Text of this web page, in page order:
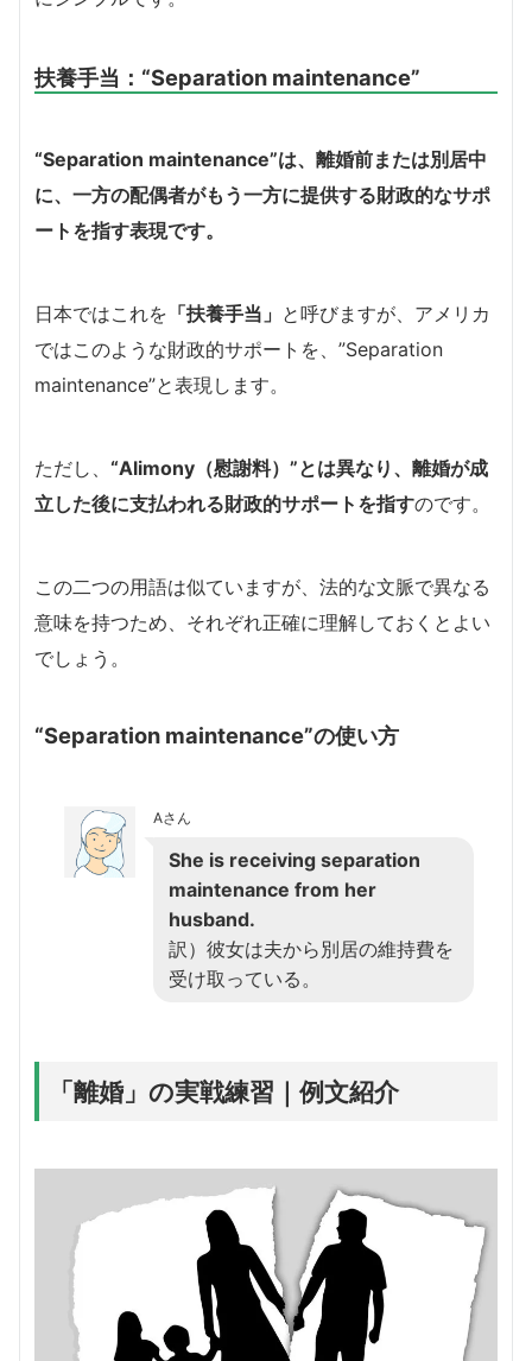
扶養手当： “Separation maintenance”
“Separation maintenance”は、離婚前または別居中
に、一方の配偶者がもう一方に提供する財政的なサポ
ートを指す表現です。
日本ではこれを 「扶養手当」 と呼びますが、アメリカ
ではこのような財政的サポートを、”Separation
maintenance”と表現します。
ただし、 “Alimony（慰謝料）”とは異なり、離婚が成
立した後に支払われる財政的サポートを指すのです。
この二つの用語は似ていますが、法的な文脈で異なる
意味を持つため、それぞれ正確に理解しておくとよい
でしょう。
“Separation maintenance”の使い方
Aさん
She is receiving separation
maintenance from her
husband.
訳）彼女は夫から別居の維持費を
受け取っている。
「離婚」の実戦練習｜例文紹介